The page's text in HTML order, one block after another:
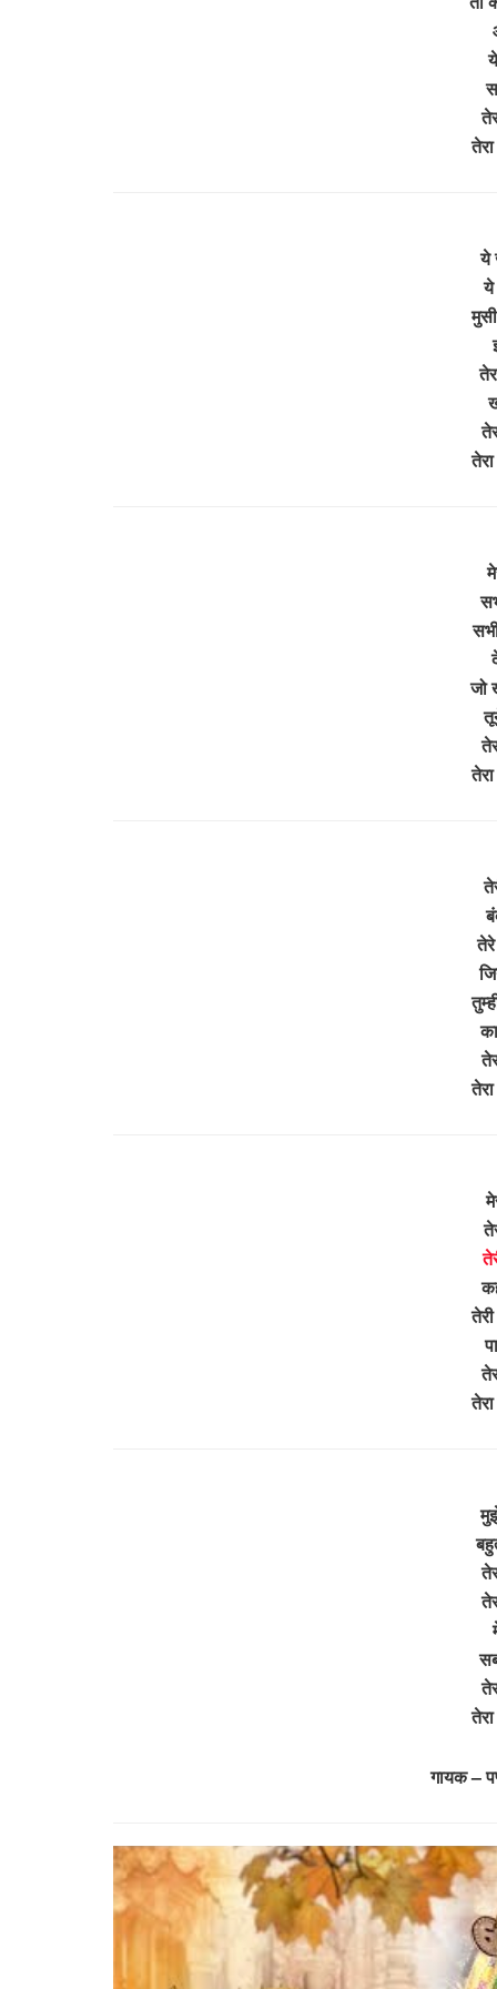
ये
जो
गायक –